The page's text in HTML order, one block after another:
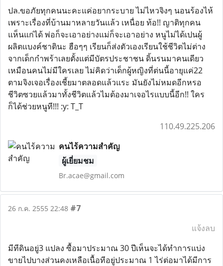
ปล.ขอภัยทุกคนนะคะแค่อยากระบาย ไม่ไหวจิงๆ นอนร้องไห้
เพราะเรื่องที่บ้านมาหลายวันแล้ว เหนื่อย ท้อ!! ญาติทุกคน
แห็นแก่ได้ พ่อก็จะเอาอย่างแม่ก็จะเอาอย่าง หนูไม่ได้เปนผู้
ผลิตแบงค์ชาตินะ ฮือๆๆ เรียนก็ส่งตัวเองเรียนใช้ชีวิตไม่ต่าง
จากเด็กกำพร้าเลยตั้งแต่มีบัตรประชาชน ดิ้นรนมาคนเดียว
เหมือนคนไม่มีใครเลย ไม่คิดว่าเด็กผู้หญิงที่ต่นนี้อายุแค่22
ตามจิงเจอเรื่องเชี้ยมาตลอดแล้วแระ มันยังไม่หมดอีกหรอ
ชีวิตซวยแล้วมาทั้งชีวิตแล้วไมต้องมาเจอไรแบบนี้อีก!! ใคร
ก็ได้ช่วยหนูที!!! :y: T_T
110.49.225.206
คนไร้ความสำคัญ
ผู้เยี่ยมชม
Br.acae@gmail.com
26 ก.ค. 2555 22:48 #7
แจ้งลบ
มีทีดินอยู่3 แปลง ซื้อมาประมาณ 30 ปีเห็นจะได้ทำการแบ่ง
ขายไปบางส่วนคงเหลือเนื้อทีอยู่ประมาณ 1 ไร่ต่อมาได้มีการ